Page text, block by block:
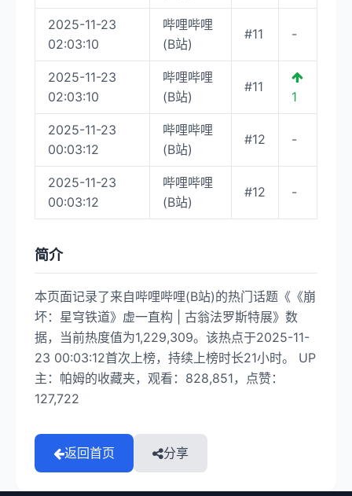
2025-11-23
02:03:10
哔哩哔哩
(B站)
#11 -
2025-11-23
02:03:10
哔哩哔哩
(B站)
#11
1
2025-11-23
00:03:12
哔哩哔哩
(B站)
#12 -
2025-11-23
00:03:12
哔哩哔哩
(B站)
#12 -
简介
本页面记录了来自哔哩哔哩(B站)的热门话题《《崩
坏：星穹铁道》虚一直构 | 古翁法罗斯特展》数
据，当前热度值为1,229,309。该热点于2025-11-
23 00:03:12首次上榜，持续上榜时长21小时。 UP
主：帕姆的收藏夹，观看：828,851，点赞：
127,722
返回首页 分享